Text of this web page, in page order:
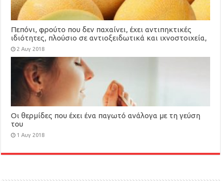
Πεπόνι, φρούτο που δεν παχαίνει, έχει αντιπηκτικές
ιδιότητες, πλούσιο σε αντιοξειδωτικά και ιχνοστοιχεία,
βοηθά στο αδυνάτισμα
2 Αυγ 2018
Οι θερμίδες που έχει ένα παγωτό ανάλογα με τη γεύση
του
1 Αυγ 2018